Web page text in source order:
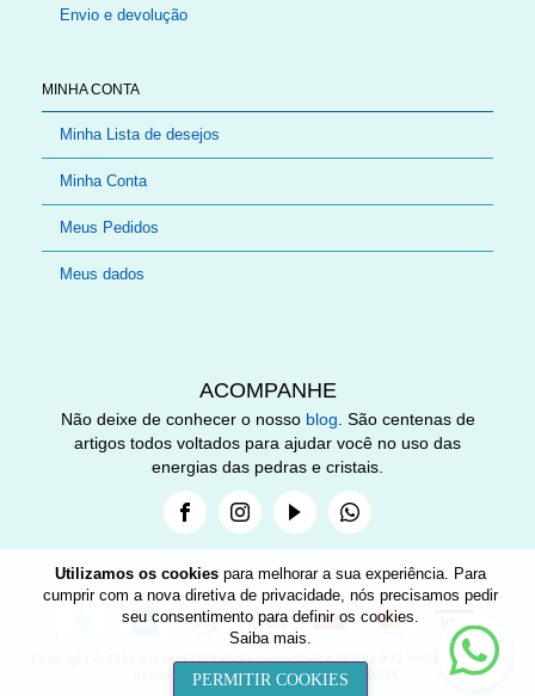
Utilizamos os cookies para melhorar a sua experiência. Para
cumprir com a nova diretiva de privacidade, nós precisamos pedir
seu consentimento para definir os cookies.
Saiba mais.
PERMITIR COOKIES
Envio e devolução
MINHA CONTA
Minha Lista de desejos
Minha Conta
Meus Pedidos
Meus dados
ACOMPANHE
Não deixe de conhecer o nosso blog. São centenas de
artigos todos voltados para ajudar você no uso das
energias das pedras e cristais.
FacebookInstagramYoutubeWhatsapp
Copyright © 2019-present Cristais Aquarius CNPJ 33.301.931.0001-89. Todos
direitos reservados. Desenvolvido por O2TI.